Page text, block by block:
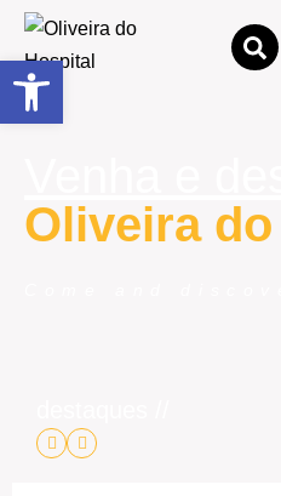
Oliveira
Open toolbar